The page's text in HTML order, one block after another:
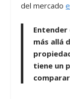
del mercado
más allá
tiene un